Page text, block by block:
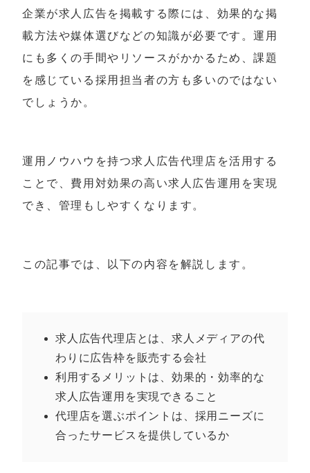
企業が求人広告を掲載する際には、効果的な掲
載方法や媒体選びなどの知識が必要です。運用
にも多くの手間やリソースがかかるため、課題
を感じている採用担当者の方も多いのではない
でしょうか。
運用ノウハウを持つ求人広告代理店を活用する
ことで、費用対効果の高い求人広告運用を実現
でき、管理もしやすくなります。
この記事では、以下の内容を解説します。
求人広告代理店とは、求人メディアの代
わりに広告枠を販売する会社
利用するメリットは、効果的・効率的な
求人広告運用を実現できること
代理店を選ぶポイントは、採用ニーズに
合ったサービスを提供しているか